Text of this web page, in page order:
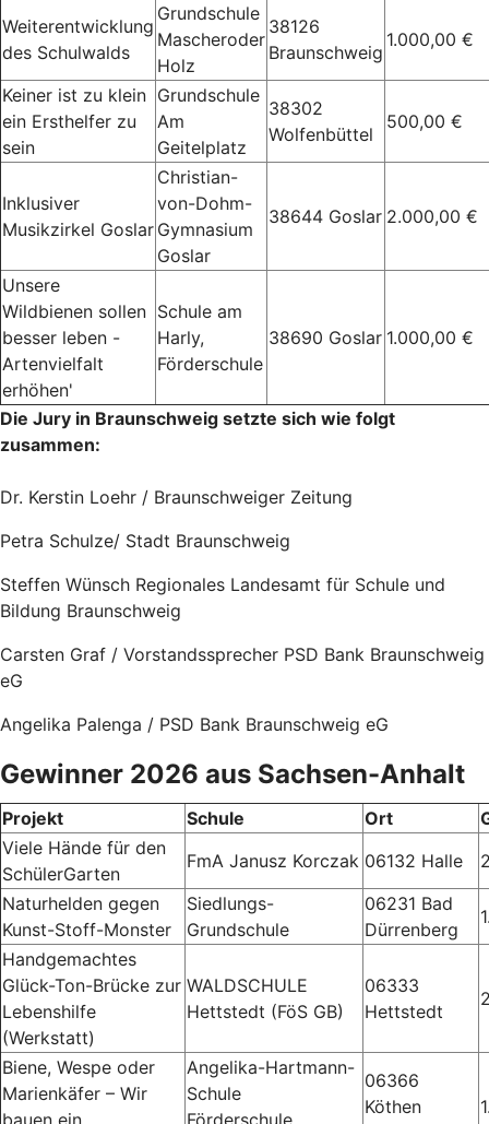
Weiterentwicklung
des Schulwalds
Grundschule
Mascheroder
Holz
38126
Braunschweig
1.000,00 €
Keiner ist zu klein
ein Ersthelfer zu
sein
Grundschule
Am
Geitelplatz
38302
Wolfenbüttel
500,00 €
Inklusiver
Musikzirkel Goslar
Christian-
von-Dohm-
Gymnasium
Goslar
38644 Goslar 2.000,00 €
Unsere
Wildbienen sollen
besser leben -
Artenvielfalt
erhöhen'
Schule am
Harly,
Förderschule
38690 Goslar 1.000,00 €
Die Jury in Braunschweig setzte sich wie folgt
zusammen:
Dr. Kerstin Loehr / Braunschweiger Zeitung
Petra Schulze/ Stadt Braunschweig
Steffen Wünsch Regionales Landesamt für Schule und
Bildung Braunschweig
Carsten Graf / Vorstandssprecher PSD Bank Braunschweig
eG
Angelika Palenga / PSD Bank Braunschweig eG
Gewinner 2026 aus Sachsen-Anhalt
Projekt Schule Ort
Viele Hände für den
SchülerGarten
FmA Janusz Korczak 06132 Halle
Naturhelden gegen
Kunst-Stoff-Monster
Siedlungs-
Grundschule
06231 Bad
Dürrenberg
Handgemachtes
Glück-Ton-Brücke zur
Lebenshilfe
(Werkstatt)
WALDSCHULE
Hettstedt (FöS GB)
06333
Hettstedt
Biene, Wespe oder
Marienkäfer – Wir
bauen ein
Angelika-Hartmann-
Schule
Förderschule
06366
Köthen